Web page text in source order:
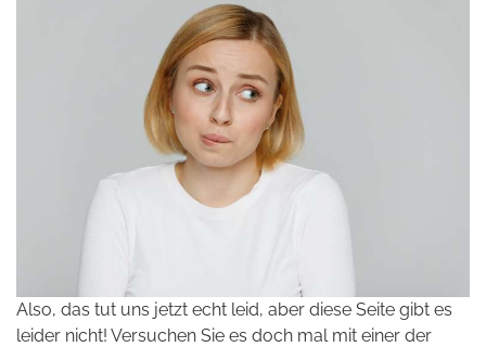
Also, das tut uns jetzt echt leid, aber diese Seite gibt es
leider nicht! Versuchen Sie es doch mal mit einer der